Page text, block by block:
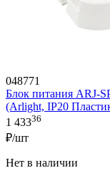
048771
Блок питания ARJ-
(Arlight, IP20
1 43336
₽/шт
Нет в наличии